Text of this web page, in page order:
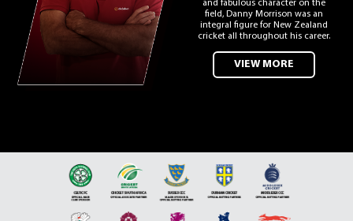
and fabulous character on the
field, Danny Morrison was an
integral figure for New Zealand
cricket all throughout his career.
VIEW MORE